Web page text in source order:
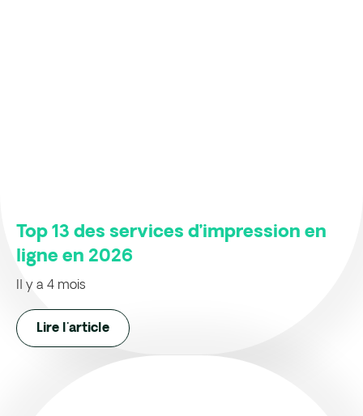
Top 13 des services d’impression en
ligne en 2026
Il y a 4 mois
Lire l'article